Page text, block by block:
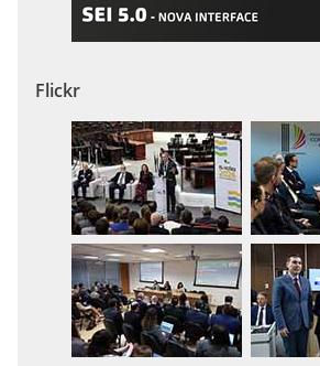
Flickr